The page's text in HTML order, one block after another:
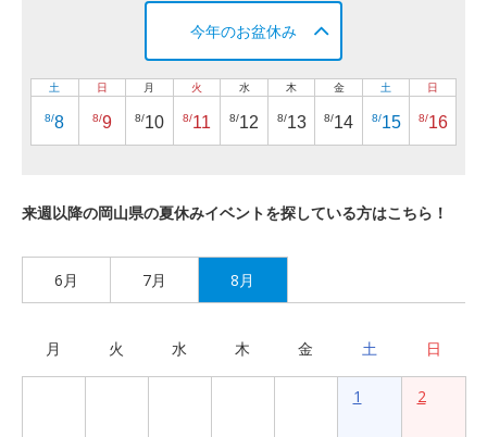
今年のお盆休み
土
8/8
日
8/9
月
8/10
火
8/11
水
8/12
木
8/13
金
8/14
土
8/15
日
8/16
来週以降の岡山県の夏休みイベントを探している方はこちら！
6月 7月 8月
月 火 水 木 金 土 日
1 2